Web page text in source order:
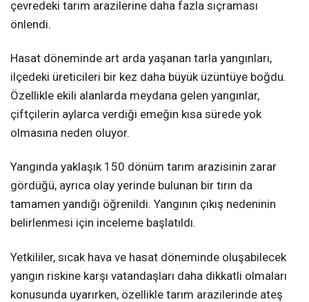
çevredeki tarım arazilerine daha fazla sıçraması
önlendi.
Hasat döneminde art arda yaşanan tarla yangınları,
ilçedeki üreticileri bir kez daha büyük üzüntüye boğdu.
Özellikle ekili alanlarda meydana gelen yangınlar,
çiftçilerin aylarca verdiği emeğin kısa sürede yok
olmasına neden oluyor.
Yangında yaklaşık 150 dönüm tarım arazisinin zarar
gördüğü, ayrıca olay yerinde bulunan bir tırın da
tamamen yandığı öğrenildi. Yangının çıkış nedeninin
belirlenmesi için inceleme başlatıldı.
Yetkililer, sıcak hava ve hasat döneminde oluşabilecek
yangın riskine karşı vatandaşları daha dikkatli olmaları
konusunda uyarırken, özellikle tarım arazilerinde ateş